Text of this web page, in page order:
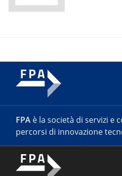
FPA è la società di servizi e
percorsi di innovazione